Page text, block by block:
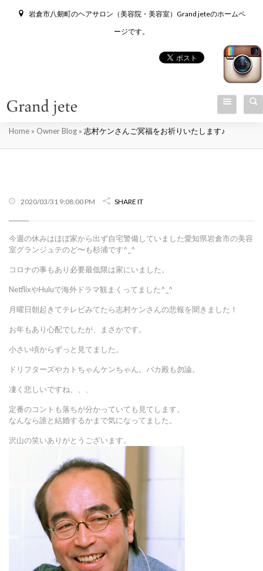
岩倉市八剱町のヘアサロン（美容院・美容室）Grand jeteのホームペ
ージです。
志村ケンさんご冥福をお祈りいたします♪
Home » Owner Blog » 志村ケンさんご冥福をお祈りいたします♪
2020/03/31 9:08:00 PM SHARE IT
今週の休みはほぼ家から出ず自宅警備していました愛知県岩倉市の美容
室グランジュテのど〜も杉浦です^_^
コロナの事もあり必要最低限は家にいました。
NetflixやHuluで海外ドラマ観まくってました^_^
月曜日朝起きてテレビみてたら志村ケンさんの悲報を聞きました！
お年もあり心配でしたが、まさかです。
小さい頃からずっと見てました。
ドリフターズやカトちゃんケンちゃん。バカ殿も勿論。
凄く悲しいですね、、、
定番のコントも落ちが分かっていても見てします。
なんなら誰と結婚するかまで気になってました。
沢山の笑いありがとうございます。